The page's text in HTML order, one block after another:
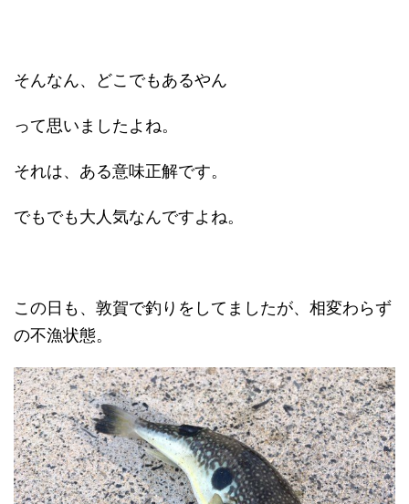
そんなん、どこでもあるやん
って思いましたよね。
それは、ある意味正解です。
でもでも大人気なんですよね。
この日も、敦賀で釣りをしてましたが、相変わらず
の不漁状態。